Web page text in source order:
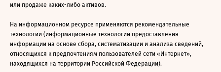
или продаже каких-либо активов.
На информационном ресурсе применяются рекомендательные
технологии (информационные технологии предоставления
информации на основе сбора, систематизации и анализа сведений,
относящихся к предпочтениям пользователей сети «Интернет»,
находящихся на территории Российской Федерации).